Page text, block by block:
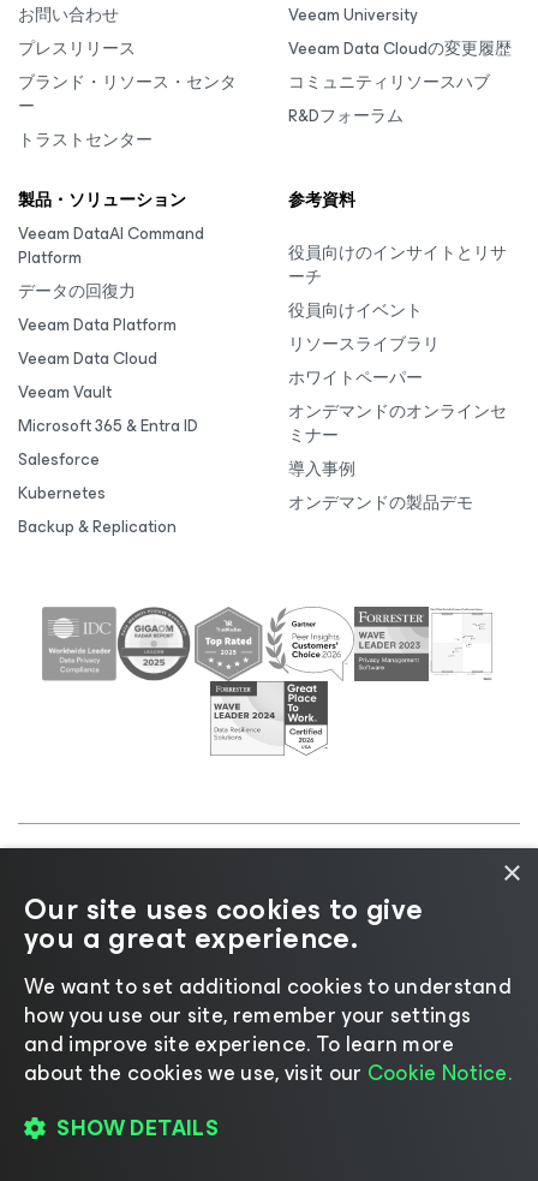
お問い合わせ
プレスリリース
ブランド・リソース・センタ
ー
トラストセンター
Veeam University
Veeam Data Cloudの変更履歴
コミュニティリソースハブ
R&Dフォーラム
製品・ソリューション
Veeam DataAI Command
Platform
データの回復力
Veeam Data Platform
Veeam Data Cloud
Veeam Vault
Microsoft 365 & Entra ID
Salesforce
Kubernetes
Backup & Replication
参考資料
役員向けのインサイトとリサ
ーチ
役員向けイベント
リソースライブラリ
ホワイトペーパー
オンデマンドのオンラインセ
ミナー
導入事例
オンデマンドの製品デモ
プライバシーに関する通
知|Cookieに関する通知|リーガル| ライセンスポリ
シー| サプライヤーリソース
言語の変更
×
Our site uses cookies to give
you a great experience.
We want to set additional cookies to understand
how you use our site, remember your settings
and improve site experience. ​To learn more
about the cookies we use, visit our Cookie Notice.
SHOW DETAILS